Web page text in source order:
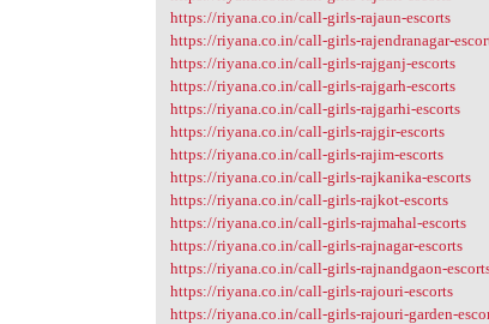
https://riyana.co.in/call-girls-rajaun-escorts
https://riyana.co.in/call-girls-rajendranagar-
https://riyana.co.in/call-girls-rajganj-escorts
https://riyana.co.in/call-girls-rajgarh-escorts
https://riyana.co.in/call-girls-rajgarhi-escorts
https://riyana.co.in/call-girls-rajgir-escorts
https://riyana.co.in/call-girls-rajim-escorts
https://riyana.co.in/call-girls-rajkanika-escorts
https://riyana.co.in/call-girls-rajkot-escorts
https://riyana.co.in/call-girls-rajmahal-escorts
https://riyana.co.in/call-girls-rajnagar-escorts
https://riyana.co.in/call-girls-rajnandgaon-
https://riyana.co.in/call-girls-rajouri-escorts
https://riyana.co.in/call-girls-rajouri-garden-